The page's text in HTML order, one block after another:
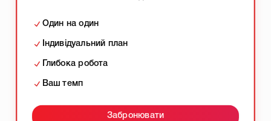
Один на один
Індивідуальний план
Глибока робота
Ваш темп
Забронювати